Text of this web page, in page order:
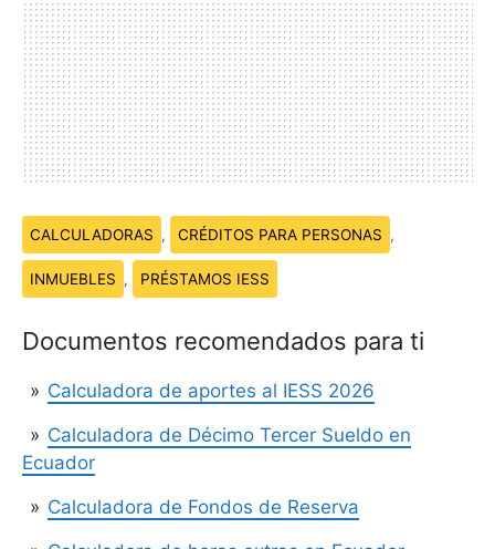
Temas:
CALCULADORAS , CRÉDITOS PARA PERSONAS ,
INMUEBLES , PRÉSTAMOS IESS
Documentos recomendados para ti
Calculadora de aportes al IESS 2026
Calculadora de Décimo Tercer Sueldo en
Ecuador
Calculadora de Fondos de Reserva